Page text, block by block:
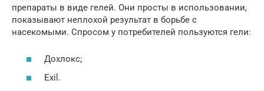
препараты в виде гелей. Они просты в использовании,
показывают неплохой результат в борьбе с
насекомыми. Спросом у потребителей пользуются гели:
Дохлокс;
Exil.